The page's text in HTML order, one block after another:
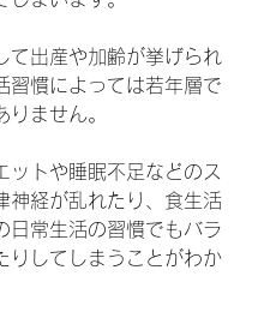
て出産や加齢が挙げられ
習慣によっては若年層で
りません。
ットや睡眠不足などのス
神経が乱れたり、食生活
日常生活の習慣でもバラ
りしてしまうことがわか